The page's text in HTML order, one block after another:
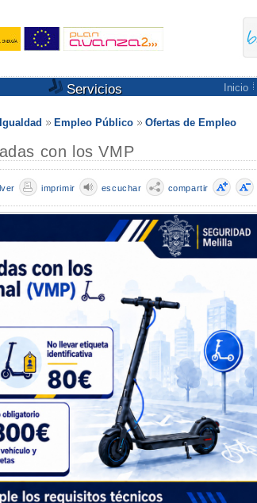
Servicios Inicio
Empleo Público Ofertas de Empleo
con los VMP
compartir
escuchar
imprimir